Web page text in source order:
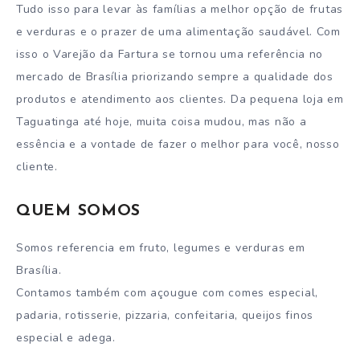
Tudo isso para levar às famílias a melhor opção de frutas
e verduras e o prazer de uma alimentação saudável. Com
isso o Varejão da Fartura se tornou uma referência no
mercado de Brasília priorizando sempre a qualidade dos
produtos e atendimento aos clientes. Da pequena loja em
Taguatinga até hoje, muita coisa mudou, mas não a
essência e a vontade de fazer o melhor para você, nosso
cliente.
QUEM SOMOS
Somos referencia em fruto, legumes e verduras em
Brasília.
Contamos também com açougue com comes especial,
padaria, rotisserie, pizzaria, confeitaria, queijos finos
especial e adega.